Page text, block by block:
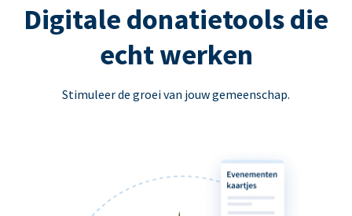
Digitale donatietools die
echt werken
Stimuleer de groei van jouw gemeenschap.